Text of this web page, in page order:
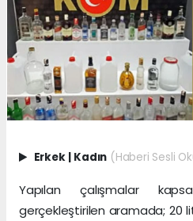
Erkek | Kadın (Haberi Sesli
Yapılan çalışmalar
gerçekleştirilen aramada; 20